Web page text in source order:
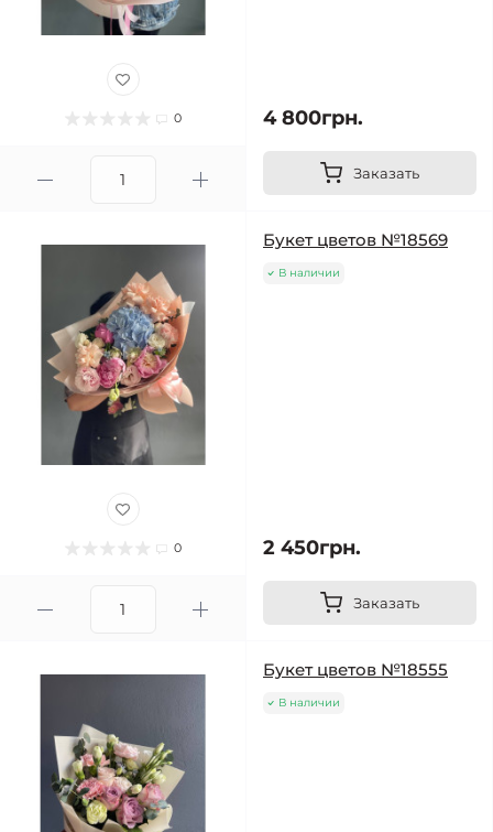
0 4 800грн.
Заказать
0
Букет цветов №18569
В наличии
2 450грн.
Заказать
Букет цветов №18555
В наличии